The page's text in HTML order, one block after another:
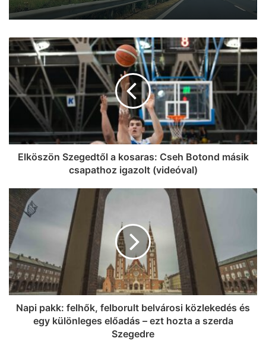
Elköszön Szegedtől a kosaras: Cseh Botond másik
csapathoz igazolt (videóval)
Napi pakk: felhők, felborult belvárosi közlekedés és
egy különleges előadás – ezt hozta a szerda
Szegedre